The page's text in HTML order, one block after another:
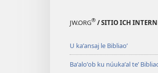
JW.ORG® / SITIO ICH
U kaʼansaj le Bibliaoʼ
Baʼaloʼob ku núukaʼal teʼ